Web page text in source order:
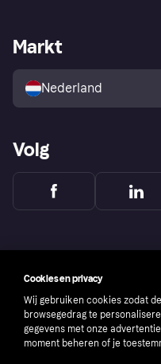
Winkeloverzicht
Kopersbescherming voor
consumenten
Zakelijke login
Markt
Nederland
Volg
Cookies en privacy
Wij gebruiken cookies zodat
browsegedrag te
gegevens met onze
moment beheren of je